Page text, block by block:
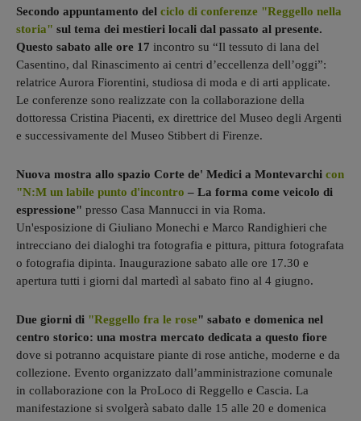
Secondo appuntamento del ciclo di conferenze "Reggello nella
storia" sul tema dei mestieri locali dal passato al presente.
Questo sabato alle ore 17 incontro su “Il tessuto di lana del
Casentino, dal Rinascimento ai centri d’eccellenza dell’oggi”:
relatrice Aurora Fiorentini, studiosa di moda e di arti applicate.
Le conferenze sono realizzate con la collaborazione della
dottoressa Cristina Piacenti, ex direttrice del Museo degli Argenti
e successivamente del Museo Stibbert di Firenze.
Nuova mostra allo spazio Corte de' Medici a Montevarchi con
"N:M un labile punto d'incontro – La forma come veicolo di
espressione" presso Casa Mannucci in via Roma.
Un'esposizione di Giuliano Monechi e Marco Randighieri che
intrecciano dei dialoghi tra fotografia e pittura, pittura fotografata
o fotografia dipinta. Inaugurazione sabato alle ore 17.30 e
apertura tutti i giorni dal martedì al sabato fino al 4 giugno.
Due giorni di "Reggello fra le rose" sabato e domenica nel
centro storico: una mostra mercato dedicata a questo fiore
dove si potranno acquistare piante di rose antiche, moderne e da
collezione. Evento organizzato dall’amministrazione comunale
in collaborazione con la ProLoco di Reggello e Cascia. La
manifestazione si svolgerà sabato dalle 15 alle 20 e domenica